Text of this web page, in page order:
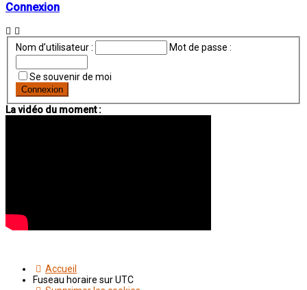
Connexion
Nom d’utilisateur : Mot de passe :
Se souvenir de moi
La vidéo du moment :
Accueil
Fuseau horaire surUTC